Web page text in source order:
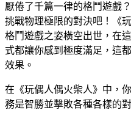
厭倦了千篇一律的格鬥遊戲
挑戰物理極限的對決吧！《
格鬥遊戲之姿橫空出世，在
式都讓你感到極度滿足，這
效果。
在《玩偶人偶火柴人》中，
務是智勝並擊敗各種各樣的